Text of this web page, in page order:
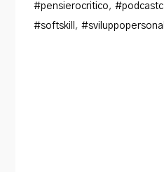
#pensierocritico,
#softskill ,